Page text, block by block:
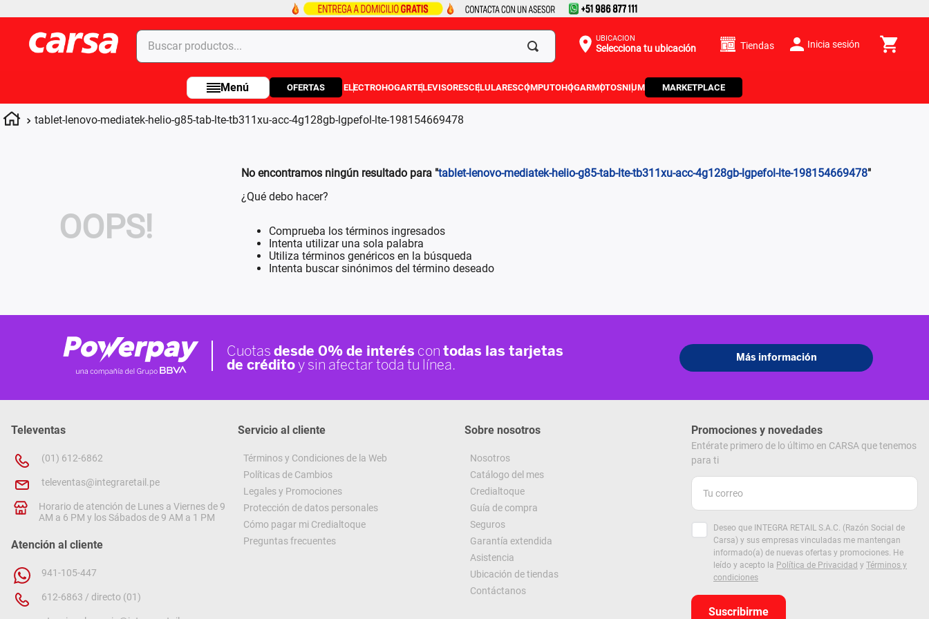
Buscar productos... UBICACIÓN
Selecciona tu ubicación Tiendas Inicia sesión
OFERTAS ELECTROHOGARTELEVISORESCELULARESCOMPUTOHOGARMOTOSNIUM MARKETPLACE
tablet-lenovo-mediatek-helio-g85-tab-lte-tb311xu-acc-4g128gb-lgpefol-lte-198154669478
OOPS!
No encontramos ningún resultado para "tablet-lenovo-mediatek-helio-g85-tab-lte-tb311xu-acc-4g128gb-lgpefol-lte-198154669478"
¿Qué debo hacer?
Comprueba los términos ingresados
Intenta utilizar una sola palabra
Utiliza términos genéricos en la búsqueda
Intenta buscar sinónimos del término deseado
Televentas
(01) 612-6862
televentas@integraretail.pe
Horario de atención de Lunes a Viernes de 9
AM a 6 PM y los Sábados de 9 AM a 1 PM
Atención al cliente
941-105-447
612-6863 / directo (01)
Servicio al cliente
Términos y Condiciones de la Web
Políticas de Cambios
Legales y Promociones
Protección de datos personales
Cómo pagar mi Credialtoque
Preguntas frecuentes
Sobre nosotros
Nosotros
Catálogo del mes
Credialtoque
Guía de compra
Seguros
Garantía extendida
Asistencia
Ubicación de tiendas
Contáctanos
Promociones y novedades
Entérate primero de lo último en CARSA que tenemos
para ti
Deseo que INTEGRA RETAIL S.A.C. (Razón Social de
Carsa) y sus empresas vinculadas me mantengan
informado(a) de nuevas ofertas y promociones. He
leído y acepto la Política de Privacidad y Términos y
condiciones
Suscribirme
Términos más buscados
1.
celulares